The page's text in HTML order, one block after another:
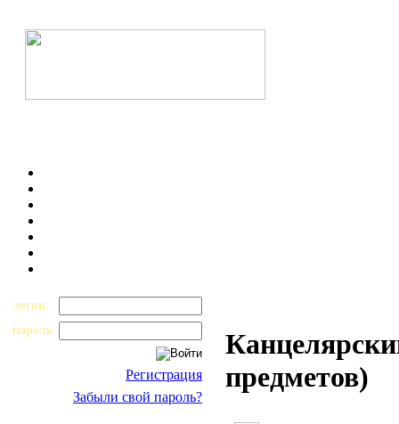
логин
пароль
Регистрация
Забыли свой пароль?
предметов)